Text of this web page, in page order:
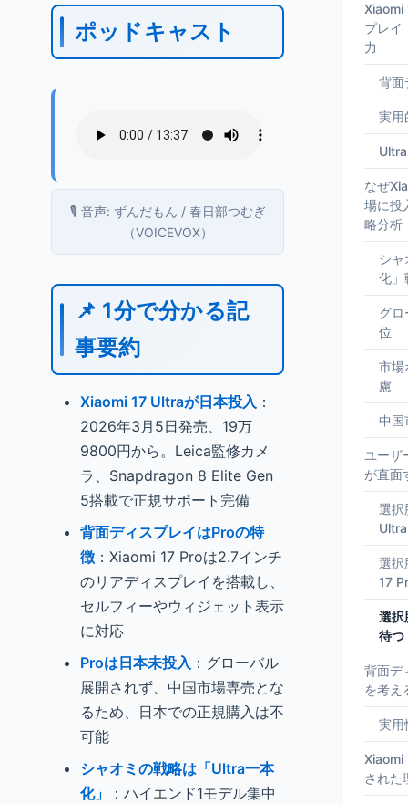
ポッドキャスト
🎙️ 音声: ずんだもん / 春日部つむぎ
（VOICEVOX）
📌 1分で分かる記
事要約
Xiaomi 17 Ultraが日本投入 ：
2026年3月5日発売、19万
9800円から。Leica監修カメ
ラ、Snapdragon 8 Elite Gen
5搭載で正規サポート完備
背面ディスプレイはProの特
徴 ：Xiaomi 17 Proは2.7インチ
のリアディスプレイを搭載し、
セルフィーやウィジェット表示
に対応
Proは日本未投入 ：グローバル
展開されず、中国市場専売とな
るため、日本での正規購入は不
可能
シャオミの戦略は「Ultra一本
化」
：ハイエンド1モデル集中
Xiaomi
プレイ
力
背面
実用
なぜ
場に投
略分析
シ
化」
グロ
位
市場
慮
中国
ユーザ
が直面
選択
選択
17
選択
待つ
背面デ
を考え
実用
Xiaomi
された